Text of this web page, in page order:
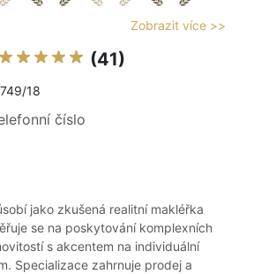
Zobrazit více >>
(41)
18
číslo
jako zkušená realitní makléřka
se na poskytování komplexních
s akcentem na individuální
Specializace zahrnuje prodej a